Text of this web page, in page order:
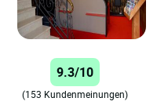
9.3/10
(153 Kundenmeinungen)